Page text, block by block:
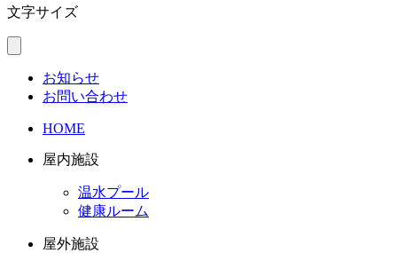
文字サイズ
お知らせ
お問い合わせ
HOME
屋内施設
温水プール
健康ルーム
屋外施設